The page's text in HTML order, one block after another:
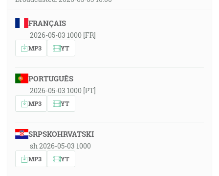
FRANÇAIS
2026-05-03 1000 [FR]
MP3 YT
PORTUGUÊS
2026-05-03 1000 [PT]
MP3 YT
SRPSKOHRVATSKI
sh 2026-05-03 1000
MP3 YT